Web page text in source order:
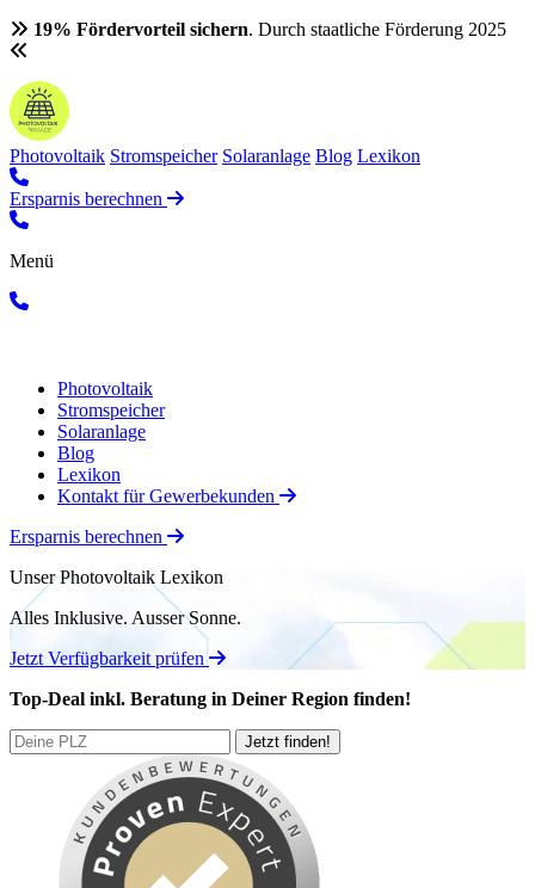
19% Fördervorteil sichern. Durch staatliche Förderung 2025
Photovoltaik Stromspeicher Solaranlage Blog Lexikon
Ersparnis berechnen
Menü
Photovoltaik
Stromspeicher
Solaranlage
Blog
Lexikon
Kontakt für Gewerbekunden
Ersparnis berechnen
Unser Photovoltaik Lexikon
Alles Inklusive. Ausser Sonne.
Jetzt Verfügbarkeit prüfen
Top-Deal inkl. Beratung in Deiner Region finden!